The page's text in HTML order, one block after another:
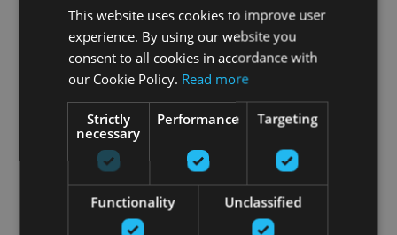
This website uses cookies to improve user
experience. By using our website you
consent to all cookies in accordance with
our Cookie Policy. Read more
Strictly
necessary
Performance Targeting
Functionality Unclassified